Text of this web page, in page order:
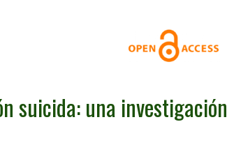
suicida: una investigación